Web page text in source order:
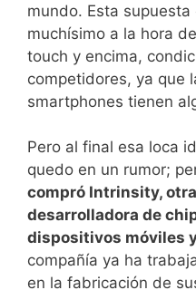
mundo. Esta
muchísimo a la hora
touch y encima,
competidores, ya que
smartphones tienen
Pero al final esa loca
quedo en un rumor;
compró Intrinsity,
desarrolladora de
dispositivos móviles
compañía ya ha
en la fabricación de